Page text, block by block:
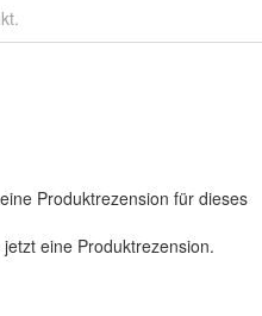
Produktrezension für dieses
eine Produktrezension.